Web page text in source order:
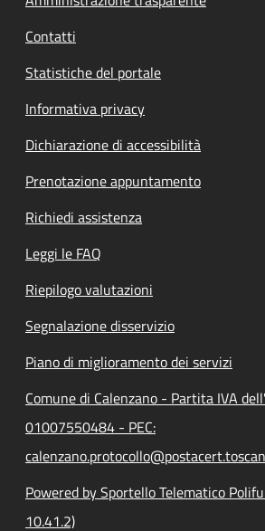
Contatti
Statistiche del portale
Informativa privacy
Dichiarazione di accessibilità
Prenotazione appuntamento
Richiedi assistenza
Leggi le FAQ
Riepilogo valutazioni
Segnalazione disservizio
Piano di miglioramento dei servizi
Comune di Calenzano - Partita IVA
01007550484 - PEC:
Powered by Sportello Telematico
10.41.2)